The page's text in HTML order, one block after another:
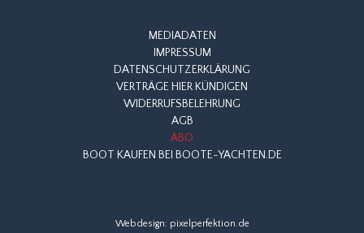
MEDIADATEN
IMPRESSUM
DATENSCHUTZERKLÄRUNG
VERTRÄGE HIER KÜNDIGEN
WIDERRUFSBELEHRUNG
AGB
ABO
BOOT KAUFEN BEI BOOTE-YACHTEN.DE
Webdesign: pixelperfektion.de